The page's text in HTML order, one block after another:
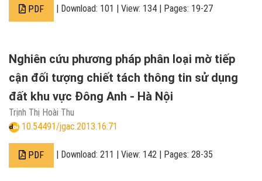
PDF | Download: 101 | View: 134 | Pages: 19-27
Nghiên cứu phương pháp phân loại mờ tiếp
cận đối tượng chiết tách thông tin sử dụng
đất khu vực Đông Anh - Hà Nội
Trịnh Thị Hoài Thu
10.54491/jgac.2013.16.71
PDF | Download: 211 | View: 142 | Pages: 28-35